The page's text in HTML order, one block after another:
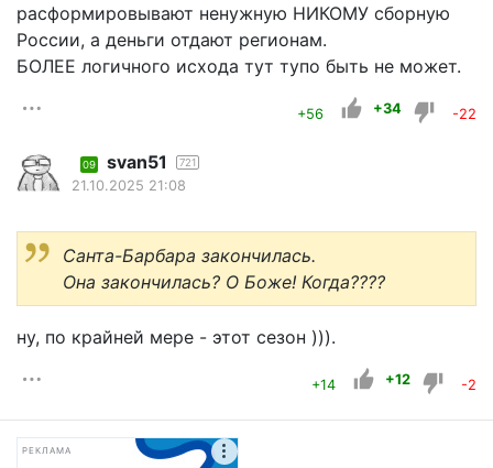
расформировывают ненужную НИКОМУ сборную
России, а деньги отдают регионам.
БОЛЕЕ логичного исхода тут тупо быть не может.
+56 +34 -22
09 svan51 721
21.10.2025 21:08
Санта-Барбара закончилась.
Она закончилась? О Боже! Когда????
ну, по крайней мере - этот сезон ))).
+14 +12 -2
РЕКЛАМА